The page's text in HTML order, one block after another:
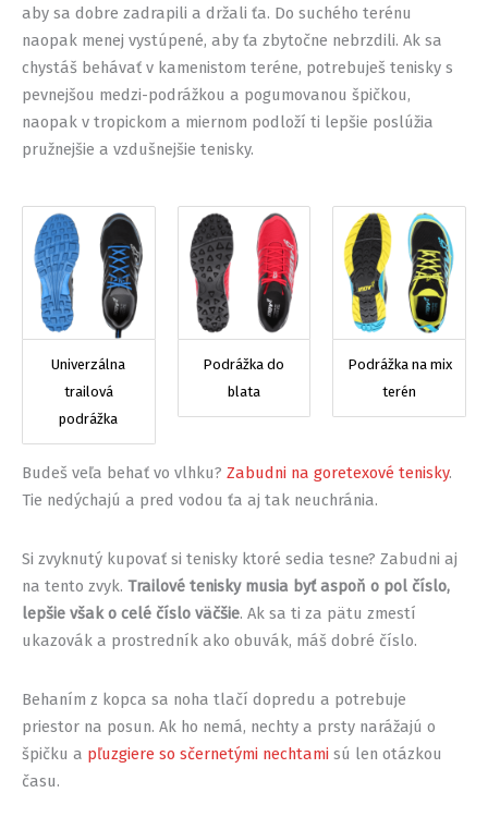
aby sa dobre zadrapili a držali ťa. Do suchého terénu
naopak menej vystúpené, aby ťa zbytočne nebrzdili. Ak sa
chystáš behávať v kamenistom teréne, potrebuješ tenisky s
pevnejšou medzi-podrážkou a pogumovanou špičkou,
naopak v tropickom a miernom podloží ti lepšie poslúžia
pružnejšie a vzdušnejšie tenisky.
Univerzálna
trailová
podrážka
Podrážka do
blata
Podrážka na mix
terén
Budeš veľa behať vo vlhku? Zabudni na goretexové tenisky.
Tie nedýchajú a pred vodou ťa aj tak neuchránia.
Si zvyknutý kupovať si tenisky ktoré sedia tesne? Zabudni aj
na tento zvyk. Trailové tenisky musia byť aspoň o pol číslo,
lepšie však o celé číslo väčšie. Ak sa ti za pätu zmestí
ukazovák a prostredník ako obuvák, máš dobré číslo.
Behaním z kopca sa noha tlačí dopredu a potrebuje
priestor na posun. Ak ho nemá, nechty a prsty narážajú o
špičku a pľuzgiere so sčernetými nechtami sú len otázkou
času.